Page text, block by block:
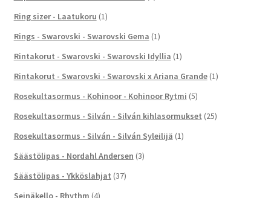
Ring sizer - Laatukoru (1)
Rings - Swarovski - Swarovski Gema (1)
Rintakorut - Swarovski - Swarovski Idyllia (1)
Rintakorut - Swarovski - Swarovski x Ariana Grande (1)
Rosekultasormus - Kohinoor - Kohinoor Rytmi (5)
Rosekultasormus - Silván - Silván kihlasormukset (25)
Rosekultasormus - Silván - Silván Syleilijä (1)
Säästölipas - Nordahl Andersen (3)
Säästölipas - Ykköslahjat (37)
Seinäkello - Rhythm (4)